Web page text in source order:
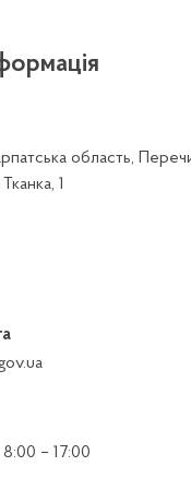
область,
1
8:00 – 17:00